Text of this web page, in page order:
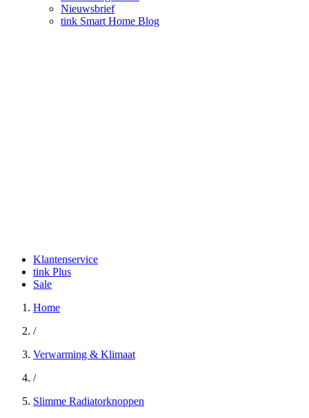
Nieuwsbrief
tink Smart Home Blog
Klantenservice
tink Plus
Sale
Home
/
Verwarming & Klimaat
/
Slimme Radiatorknoppen